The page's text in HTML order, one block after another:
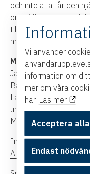
och inte alla får den
omställningen av
till en likartad
möter barn?
Medverkande:
Jannes Grudin,
Barnafrid vid
Laura Korhonen,
ungdomspsykiatri,
Moderator är Karin
Ingen anmälan
Almedalsprogrammet
Vi använder
information om
mer om våra
här. Läs mer
Acceptera alla
Endast